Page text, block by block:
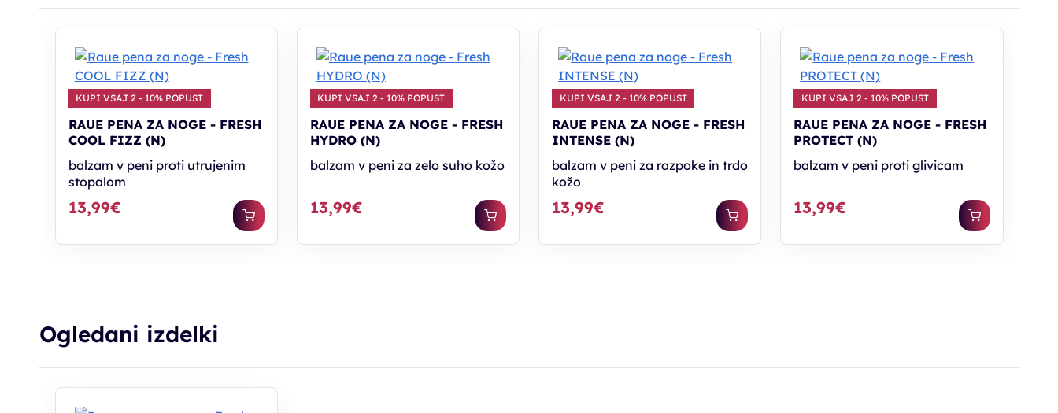
KUPI VSAJ 2 - 10% POPUST
RAUE PENA ZA NOGE - FRESH
COOL FIZZ (N)
balzam v peni proti utrujenim
stopalom
13,99€
KUPI VSAJ 2 - 10% POPUST
RAUE PENA ZA NOGE - FRESH
HYDRO (N)
balzam v peni za zelo suho kožo
13,99€
KUPI VSAJ 2 - 10% POPUST
RAUE PENA ZA NOGE - FRESH
INTENSE (N)
balzam v peni za razpoke in trdo
kožo
13,99€
KUPI VSAJ 2 - 10% POPUST
RAUE PENA ZA NOGE - FRESH
PROTECT (N)
balzam v peni proti glivicam
13,99€
Ogledani izdelki